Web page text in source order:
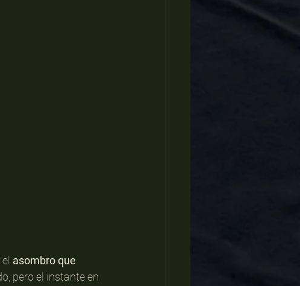
asombro que
pero el instante en